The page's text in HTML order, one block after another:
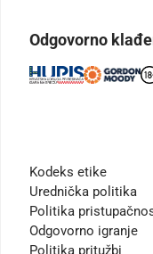
Odgovorno
Kodeks etike
Urednička politika
Politika
Odgovorno igranje
Politika pritužbi